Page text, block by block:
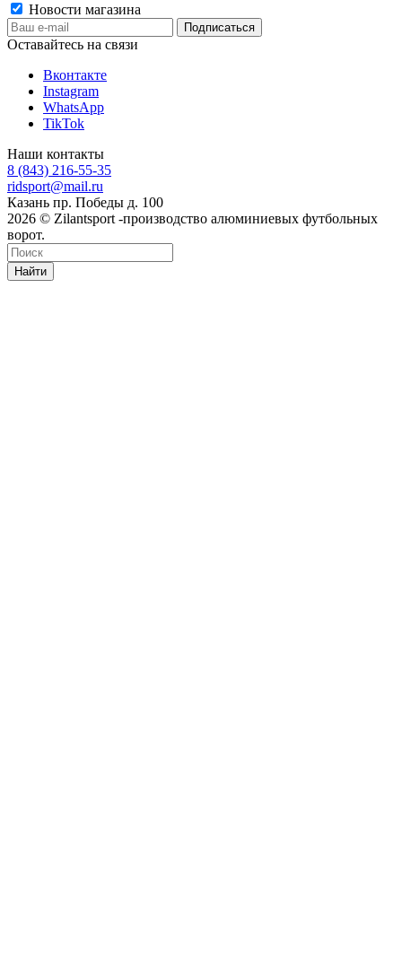
Новости магазина
Оставайтесь на связи
Вконтакте
Instagram
WhatsApp
TikTok
Наши контакты
8 (843) 216-55-35
ridsport@mail.ru
Казань пр. Победы д. 100
2026 © Zilantsport -производство алюминиевых футбольных
ворот.
Найти